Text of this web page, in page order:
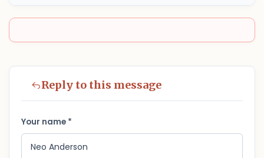
Reply to this message
Your name *